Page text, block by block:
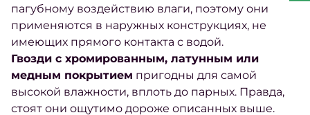
пагубному воздействию влаги, поэтому они
применяются в наружных конструкциях, не
имеющих прямого контакта с водой.
Гвозди с хромированным, латунным или
медным покрытием пригодны для самой
высокой влажности, вплоть до парных. Правда,
стоят они ощутимо дороже описанных выше.